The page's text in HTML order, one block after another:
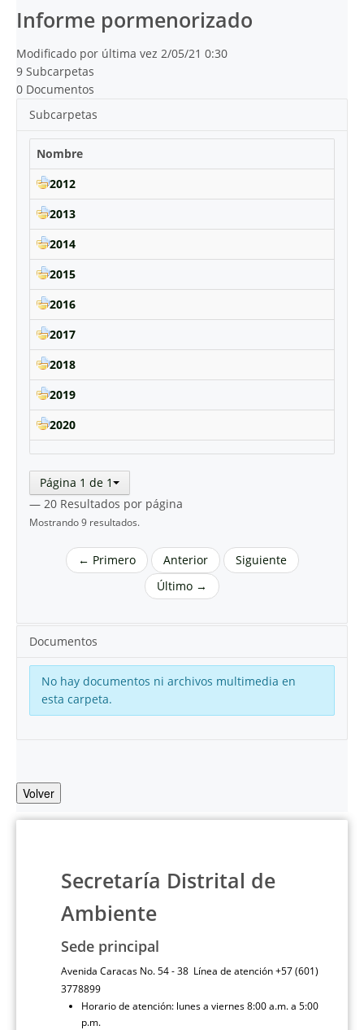
Informe pormenorizado
Modificado por última vez 2/05/21 0:30
9 Subcarpetas
0 Documentos
Subcarpetas
Nombre
2012
2013
2014
2015
2016
2017
2018
2019
2020
Página 1 de 1
— 20 Resultados por página
Mostrando 9 resultados.
← Primero Anterior
Siguiente
Último →
Documentos
No hay documentos ni archivos multimedia en
esta carpeta.
Volver
Secretaría Distrital de
Ambiente
Sede principal
Avenida Caracas No. 54 - 38 Línea de atención +57 (601)
3778899
Horario de atención: lunes a viernes 8:00 a.m. a 5:00
p.m.